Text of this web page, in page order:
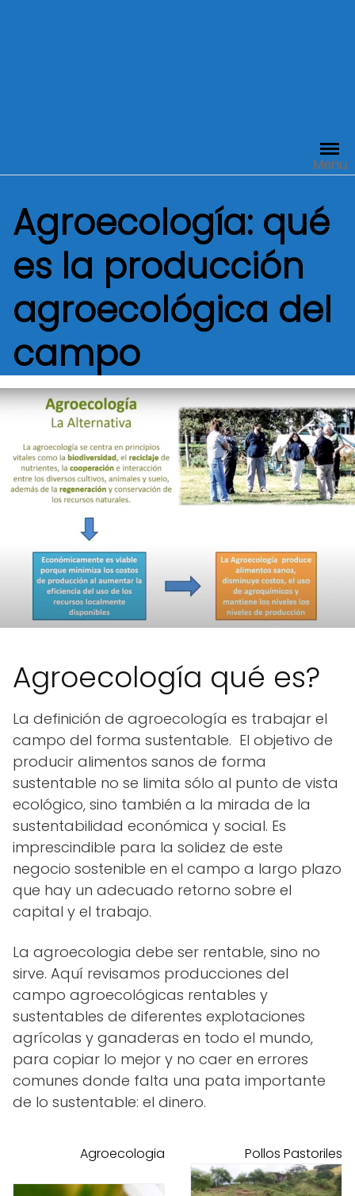
Menu
Agroecología: qué
es la producción
agroecológica del
campo
Agroecología qué es?
La definición de agroecología es trabajar el
campo del forma sustentable. El objetivo de
producir alimentos sanos de forma
sustentable no se limita sólo al punto de vista
ecológico, sino también a la mirada de la
sustentabilidad económica y social. Es
imprescindible para la solidez de este
negocio sostenible en el campo a largo plazo
que hay un adecuado retorno sobre el
capital y el trabajo.
La agroecologia debe ser rentable, sino no
sirve. Aquí revisamos producciones del
campo agroecológicas rentables y
sustentables de diferentes explotaciones
agrícolas y ganaderas en todo el mundo,
para copiar lo mejor y no caer en errores
comunes donde falta una pata importante
de lo sustentable: el dinero.
Agroecologia Pollos Pastoriles